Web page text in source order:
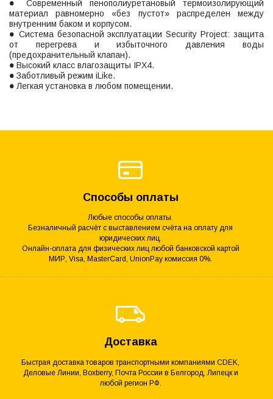
● Современный пенополиуретановый термоизолирующий
материал равномерно «без пустот» распределен между
внутренним баком и корпусом.
● Система безопасной эксплуатации Security Project: защита
от перегрева и избыточного давления воды
(предохранительный клапан).
● Высокий класс влагозащиты IPX4.
● Заботливый режим iLike.
● Легкая установка в любом помещении.
Способы оплаты
Любые способы оплаты.
Безналичный расчёт с выставлением счёта на оплату для
юридических лиц.
Онлайн-оплата для физических лиц любой банковской картой
МИР, Visa, MasterCard, UnionPay комиссия 0%.
Доставка
Быстрая доставка товаров транспортными компаниями CDEK,
Деловые Линии, Boxberry, Почта России в Белгород, Липецк и
любой регион РФ.